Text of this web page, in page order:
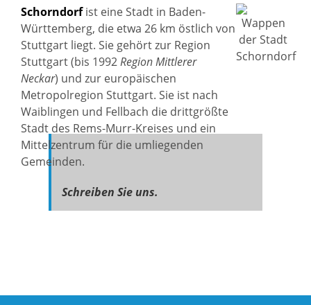
Schorndorfist eine Stadt in Baden-
Württemberg, die etwa 26 km östlich von
Stuttgart liegt. Sie gehört zur Region
Stuttgart (bis 1992Region Mittlerer
Neckar) und zur europäischen
Metropolregion Stuttgart. Sie ist nach
Waiblingen und Fellbach die drittgrößte
Stadt des Rems-Murr-Kreises und ein
Mittelzentrum für die umliegenden
Gemeinden.
Schreiben Sie uns.